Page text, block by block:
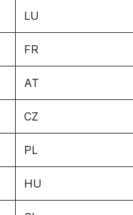
LU
FR
AT
CZ
PL
HU